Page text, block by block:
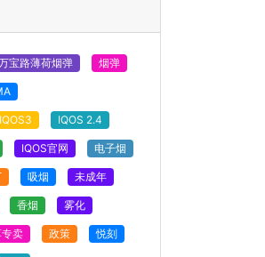
宝路薄荷烟弹 烟弹
IQOS3 IQOS 2.4
IQOS官网 电子烟
吸烟 未成年
香烟 雾化
卖 政策 悦刻